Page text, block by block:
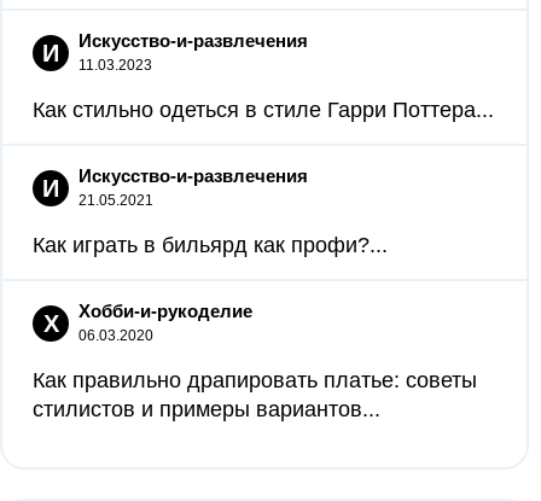
И Искусство-и-развлечения
11.03.2023
Как стильно одеться в стиле Гарри Поттера...
И Искусство-и-развлечения
21.05.2021
Как играть в бильярд как профи?...
Х Хобби-и-рукоделие
06.03.2020
Как правильно драпировать платье: советы
стилистов и примеры вариантов...